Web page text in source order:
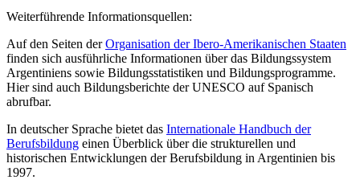
Weiterführende Informationsquellen:
Auf den Seiten derOrganisation der Ibero-Amerikanischen Staaten
finden sich ausführliche Informationen über das Bildungssystem
Argentiniens sowie Bildungsstatistiken und Bildungsprogramme.
Hier sind auch Bildungsberichte der UNESCO auf Spanisch
abrufbar.
In deutscher Sprache bietet das Internationale Handbuch der
Berufsbildung einen Überblick über die strukturellen und
historischen Entwicklungen der Berufsbildung in Argentinien bis
1997.